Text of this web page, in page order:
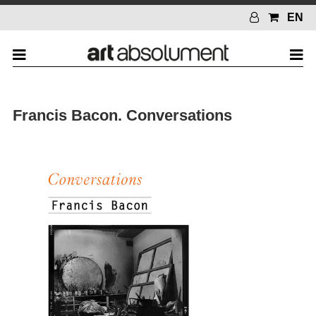
EN
Francis Bacon. Conversations